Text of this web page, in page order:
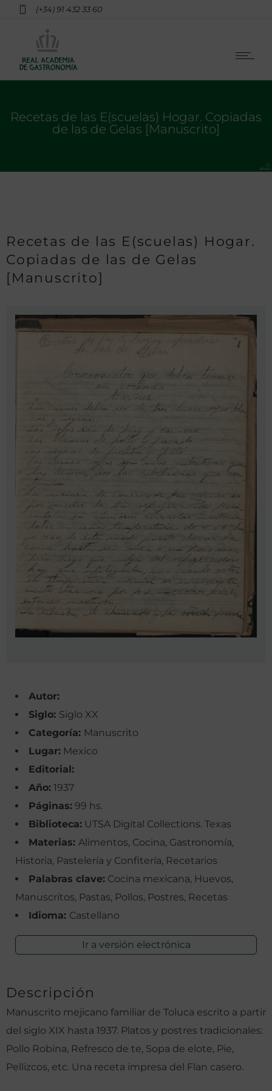
(+34) 91 432 33 60
Recetas de las E(scuelas) Hogar. Copiadas
de las de Gelas [Manuscrito]
Recetas de las E(scuelas) Hogar.
Copiadas de las de Gelas
[Manuscrito]
Autor:
Siglo: Siglo XX
Categoría: Manuscrito
Lugar: Mexico
Editorial:
Año: 1937
Páginas: 99 hs.
Biblioteca: UTSA Digital Collections. Texas
Materias: Alimentos, Cocina, Gastronomía,
Historia, Pastelería y Confitería, Recetarios
Palabras clave: Cocina mexicana, Huevos,
Manuscritos, Pastas, Pollos, Postres, Recetas
Idioma: Castellano
Ir a versión electrónica
Descripción
Manuscrito mejicano familiar de Toluca escrito a partir
del siglo XIX hasta 1937. Platos y postres tradicionales:
Pollo Robina, Refresco de te, Sopa de elote, Pie,
Pellizcos, etc. Una receta impresa del Flan casero.